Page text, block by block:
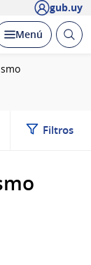
gub.uy
Desplegar
Menú Abrir
Filtros